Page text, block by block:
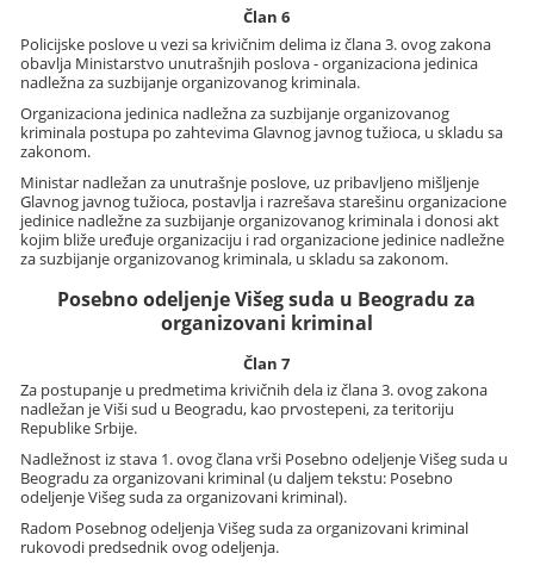
Član 6
Policijske poslove u vezi sa krivičnim delima iz člana 3. ovog zakona
obavlja Ministarstvo unutrašnjih poslova - organizaciona jedinica
nadležna za suzbijanje organizovanog kriminala.
Organizaciona jedinica nadležna za suzbijanje organizovanog
kriminala postupa po zahtevima Glavnog javnog tužioca, u skladu sa
zakonom.
Ministar nadležan za unutrašnje poslove, uz pribavljeno mišljenje
Glavnog javnog tužioca, postavlja i razrešava starešinu organizacione
jedinice nadležne za suzbijanje organizovanog kriminala i donosi akt
kojim bliže uređuje organizaciju i rad organizacione jedinice nadležne
za suzbijanje organizovanog kriminala, u skladu sa zakonom.
Posebno odeljenje Višeg suda u Beogradu za
organizovani kriminal
Član 7
Za postupanje u predmetima krivičnih dela iz člana 3. ovog zakona
nadležan je Viši sud u Beogradu, kao prvostepeni, za teritoriju
Republike Srbije.
Nadležnost iz stava 1. ovog člana vrši Posebno odeljenje Višeg suda u
Beogradu za organizovani kriminal (u daljem tekstu: Posebno
odeljenje Višeg suda za organizovani kriminal).
Radom Posebnog odeljenja Višeg suda za organizovani kriminal
rukovodi predsednik ovog odeljenja.